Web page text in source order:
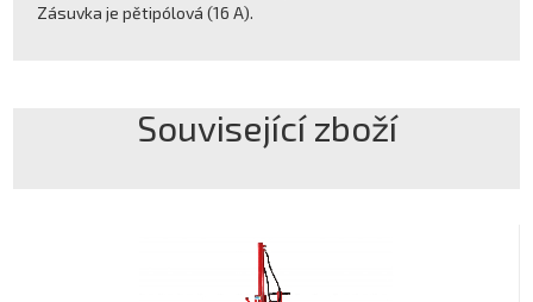
Zásuvka je pětipólová (16 A).
Související zboží